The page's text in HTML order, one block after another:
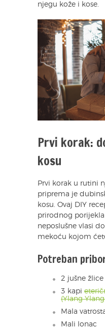
njegu kože i kose.
Prvi korak:
kosu
Prvi korak u rutini
priprema je
kosu. Ovaj DIY
prirodnog
neposlušne vlasi
mekoću kojom
Potreban
2 jušne
3 kapi
(Ylang
Mala
Mali lonac